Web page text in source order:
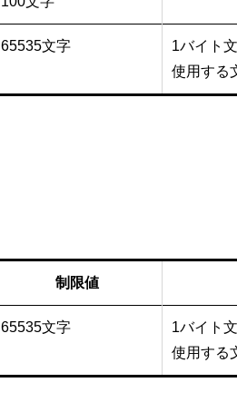
65535文字
1バイト
使用する
制限値
65535文字
1バイト
使用する